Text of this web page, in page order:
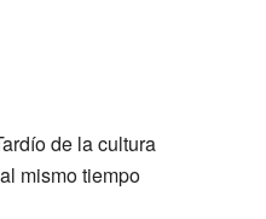
de la cultura
mismo tiempo